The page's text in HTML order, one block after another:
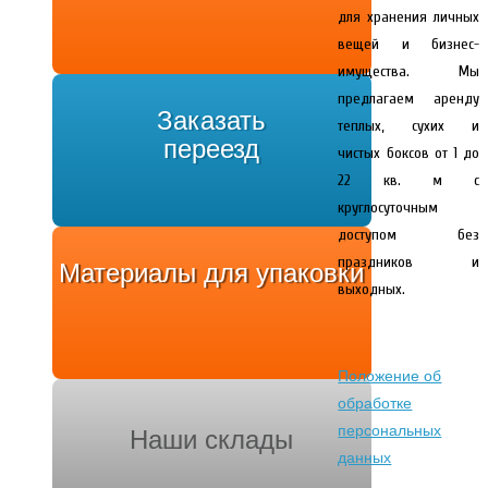
Заказать
переезд
Материалы для упаковки
Наши склады
для хранения личных
вещей и бизнес-
имущества. Мы
предлагаем аренду
теплых, сухих и
чистых боксов от 1 до
22 кв. м с
круглосуточным
доступом без
праздников и
выходных.
Положение об
обработке
персональных
данных